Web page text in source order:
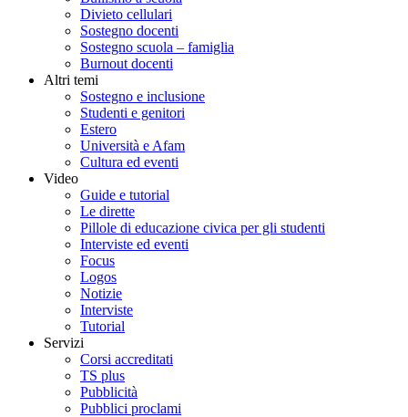
Divieto cellulari
Sostegno docenti
Sostegno scuola – famiglia
Burnout docenti
Altri temi
Sostegno e inclusione
Studenti e genitori
Estero
Università e Afam
Cultura ed eventi
Video
Guide e tutorial
Le dirette
Pillole di educazione civica per gli studenti
Interviste ed eventi
Focus
Logos
Notizie
Interviste
Tutorial
Servizi
Corsi accreditati
TS plus
Pubblicità
Pubblici proclami